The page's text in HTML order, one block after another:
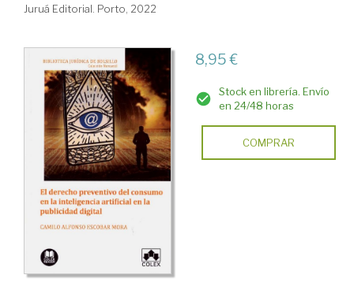
Juruá Editorial. Porto, 2022
8,95 €
Stock en librería. Envío
en 24/48 horas
COMPRAR